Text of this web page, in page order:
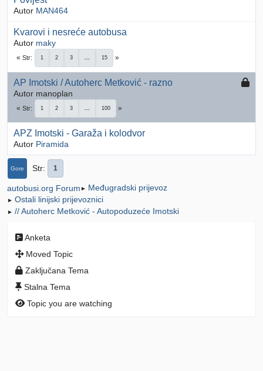
Autor MAN464
Kvarovi i nesreće autobusa
Autor maky
Str 1 2 3 ... 15
AP Imotski / Autoherc Metković - razno
Autor manoplan
Str 1 2 3 ... 100
APZ Imotski - Garaža i kolodvor
Autor Piramida
Gore Str 1
autobusi.org Forum ► Međugradski prijevoz
► Ostali linijski prijevoznici
► // Autoherc Metković - Autopoduzeće Imotski
Anketa
Moved Topic
Zaključana Tema
Stalna Tema
Topic you are watching